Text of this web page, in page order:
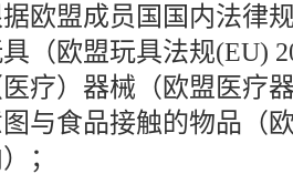
欧盟成员国国内法律
（欧盟玩具法规(EU)
医疗）器械（欧盟医疗
与食品接触的物品（
；